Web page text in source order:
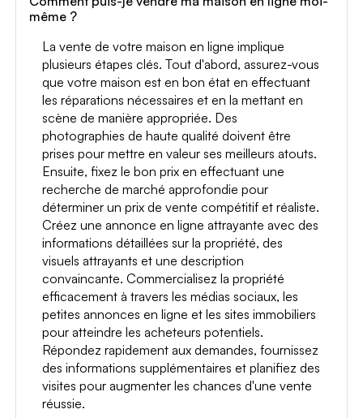
même ?
La vente de votre maison en ligne implique
plusieurs étapes clés. Tout d'abord, assurez-vous
que votre maison est en bon état en effectuant
les réparations nécessaires et en la mettant en
scène de manière appropriée. Des
photographies de haute qualité doivent être
prises pour mettre en valeur ses meilleurs atouts.
Ensuite, fixez le bon prix en effectuant une
recherche de marché approfondie pour
déterminer un prix de vente compétitif et réaliste.
Créez une annonce en ligne attrayante avec des
informations détaillées sur la propriété, des
visuels attrayants et une description
convaincante. Commercialisez la propriété
efficacement à travers les médias sociaux, les
petites annonces en ligne et les sites immobiliers
pour atteindre les acheteurs potentiels.
Répondez rapidement aux demandes, fournissez
des informations supplémentaires et planifiez des
visites pour augmenter les chances d'une vente
réussie.